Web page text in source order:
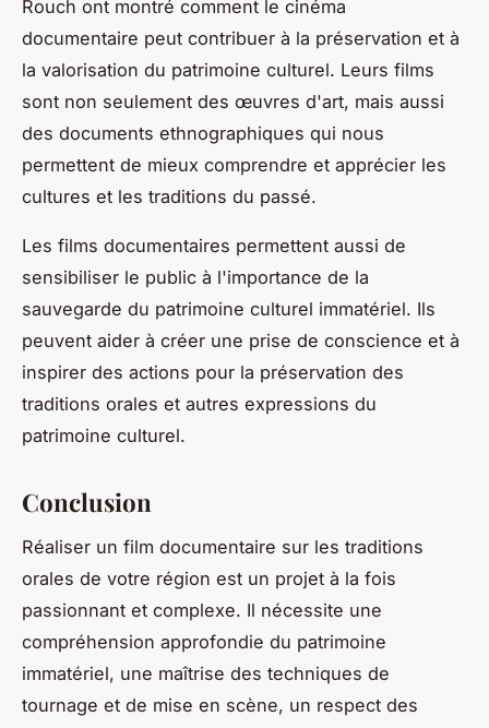
Rouch ont montré comment le cinéma
documentaire peut contribuer à la préservation et à
la valorisation du patrimoine culturel. Leurs films
sont non seulement des œuvres d'art, mais aussi
des documents ethnographiques qui nous
permettent de mieux comprendre et apprécier les
cultures et les traditions du passé.
Les films documentaires permettent aussi de
sensibiliser le public à l'importance de la
sauvegarde du patrimoine culturel immatériel. Ils
peuvent aider à créer une prise de conscience et à
inspirer des actions pour la préservation des
traditions orales et autres expressions du
patrimoine culturel.
Conclusion
Réaliser un film documentaire sur les traditions
orales de votre région est un projet à la fois
passionnant et complexe. Il nécessite une
compréhension approfondie du patrimoine
immatériel, une maîtrise des techniques de
tournage et de mise en scène, un respect des